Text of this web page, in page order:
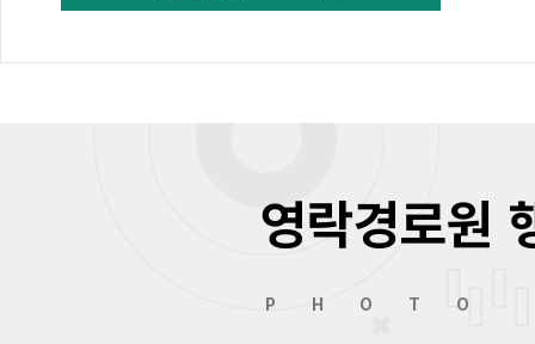
영락경로원
PHOTO